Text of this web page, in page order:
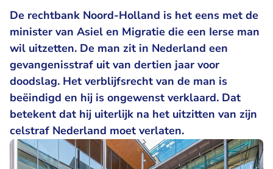
De rechtbank Noord-Holland is het eens met de
minister van Asiel en Migratie die een Ierse man
wil uitzetten. De man zit in Nederland een
gevangenisstraf uit van dertien jaar voor
doodslag. Het verblijfsrecht van de man is
beëindigd en hij is ongewenst verklaard. Dat
betekent dat hij uiterlijk na het uitzitten van zijn
celstraf Nederland moet verlaten.